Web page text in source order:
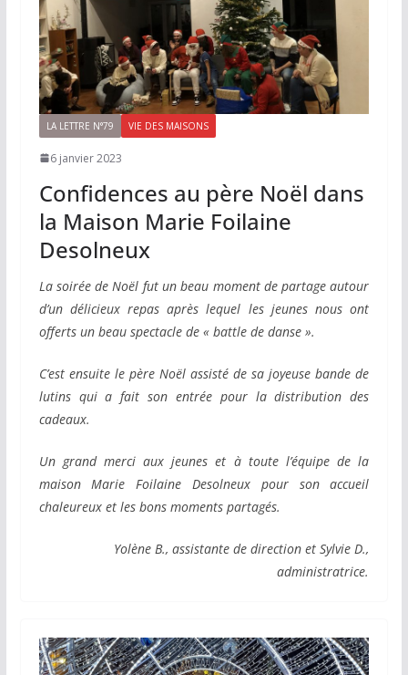
LA LETTRE N°79 VIE DES MAISONS
6 janvier 2023
Confidences au père Noël dans
la Maison Marie Foilaine
Desolneux
La soirée de Noël fut un beau moment de partage autour
d’un délicieux repas après lequel les jeunes nous ont
offerts un beau spectacle de « battle de danse ».
C’est ensuite le père Noël assisté de sa joyeuse bande de
lutins qui a fait son entrée pour la distribution des
cadeaux.
Un grand merci aux jeunes et à toute l’équipe de la
maison Marie Foilaine Desolneux pour son accueil
chaleureux et les bons moments partagés.
Yolène B., assistante de direction et Sylvie D.,
administratrice.